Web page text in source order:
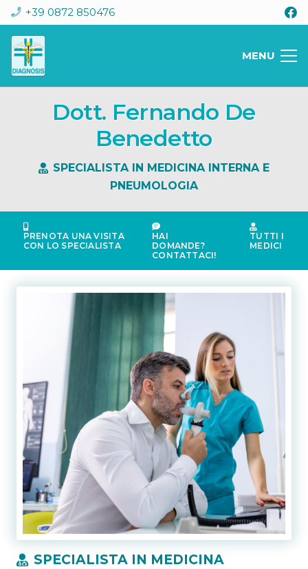
+39 0872 850476
MENU
Dott. Fernando De
Benedetto
SPECIALISTA IN MEDICINA INTERNA E
PNEUMOLOGIA
PRENOTA UNA VISITA
CON LO SPECIALISTA
HAI
DOMANDE?
CONTATTACI!
TUTTI I
MEDICI
SPECIALISTA IN MEDICINA